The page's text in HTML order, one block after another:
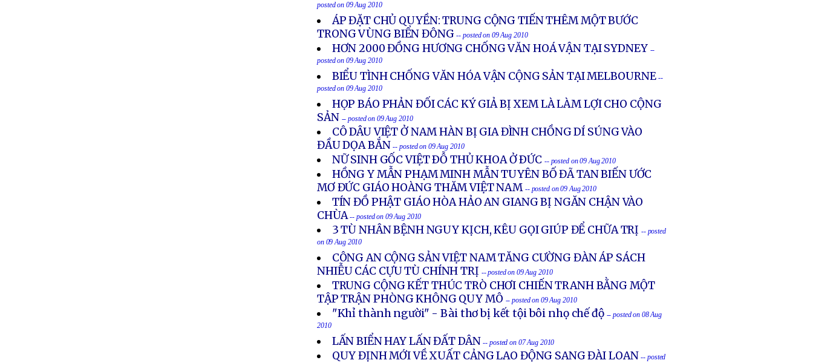
posted on 09 Aug 2010
ÁP ĐẶT CHỦ QUYỀN: TRUNG CỘNG TIẾN THÊM MỘT BƯỚC
TRONG VÙNG BIỂN ĐÔNG -- posted on 09 Aug 2010
HƠN 2000 ĐỒNG HƯƠNG CHỐNG VĂN HOÁ VẬN TẠI SYDNEY --
posted on 09 Aug 2010
BIỂU TÌNH CHỐNG VĂN HÓA VẬN CỘNG SẢN TẠI MELBOURNE --
posted on 09 Aug 2010
HỌP BÁO PHẢN ĐỐI CÁC KÝ GIẢ BỊ XEM LÀ LÀM LỢI CHO CỘNG
SẢN -- posted on 09 Aug 2010
CÔ DÂU VIỆT Ở NAM HÀN BỊ GIA ĐÌNH CHỒNG DÍ SÚNG VÀO
ĐẦU DỌA BẮN -- posted on 09 Aug 2010
NỮ SINH GỐC VIỆT ÐỖ THỦ KHOA Ở ÐỨC -- posted on 09 Aug 2010
HỒNG Y MẪN PHẠM MINH MẪN TUYÊN BỐ ĐÃ TAN BIẾN ƯỚC
MƠ ĐỨC GIÁO HOÀNG THĂM VIỆT NAM -- posted on 09 Aug 2010
TÍN ĐỒ PHẬT GIÁO HÒA HẢO AN GIANG BỊ NGĂN CHẬN VÀO
CHÙA-- posted on 09 Aug 2010
3 TÙ NHÂN BỆNH NGUY KỊCH, KÊU GỌI GIÚP ĐỂ CHỮA TRỊ -- posted
on 09 Aug 2010
CÔNG AN CỘNG SẢN VIỆT NAM TĂNG CƯỜNG ĐÀN ÁP SÁCH
NHIỄU CÁC CỰU TÙ CHÍNH TRỊ -- posted on 09 Aug 2010
TRUNG CỘNG KẾT THÚC TRÒ CHƠI CHIẾN TRANH BẰNG MỘT
TẬP TRẬN PHÒNG KHÔNG QUY MÔ -- posted on 09 Aug 2010
"Khỉ thành người" - Bài thơ bị kết tội bôi nhọ chế độ -- posted on 08 Aug
2010
LẤN BIỂN HAY LẤN ĐẤT DÂN-- posted on 07 Aug 2010
QUY ĐỊNH MỚI VỀ XUẤT CẢNG LAO ĐỘNG SANG ĐÀI LOAN -- posted